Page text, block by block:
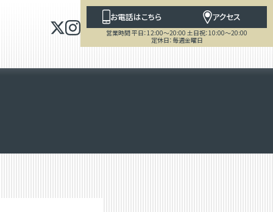
お電話はこちら アクセス
営業時間 平日：12:00～20:00 土日祝：10:00～20:00
定休日：毎週金曜日